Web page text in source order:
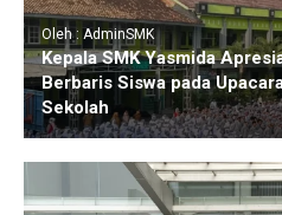
Oleh : AdminSMK
Kepala SMK Yasmida
Berbaris Siswa pada
Sekolah